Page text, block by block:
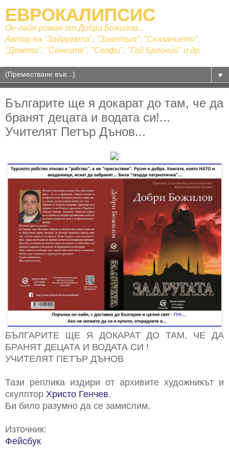
ЕВРОКАЛИПСИС
Он-лайн роман от Добри Божилов...
Автор на "Задругата", "Заветът", "Сказанието",
"Девети", "Сенките", "Селфи", "Гай Балоний" и др.
▼
Българите ще я докарат до там, че да
бранят децата и водата си!...
Учителят Петър Дънов...
БЪЛГАРИТЕ ЩЕ Я ДОКАРАТ ДО ТАМ, ЧЕ ДА
БРАНЯТ ДЕЦАТА И ВОДАТА СИ !
УЧИТЕЛЯТ ПЕТЪР ДЪНОВ
Тази реплика издири от архивите художникът и
скулптор Христо Генчев.
Би било разумно да се замислим.
Източник:
Фейсбук